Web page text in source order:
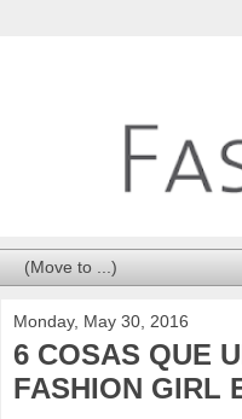
Monday, May 30, 2016
6 COSAS QUE
FASHION GIRL